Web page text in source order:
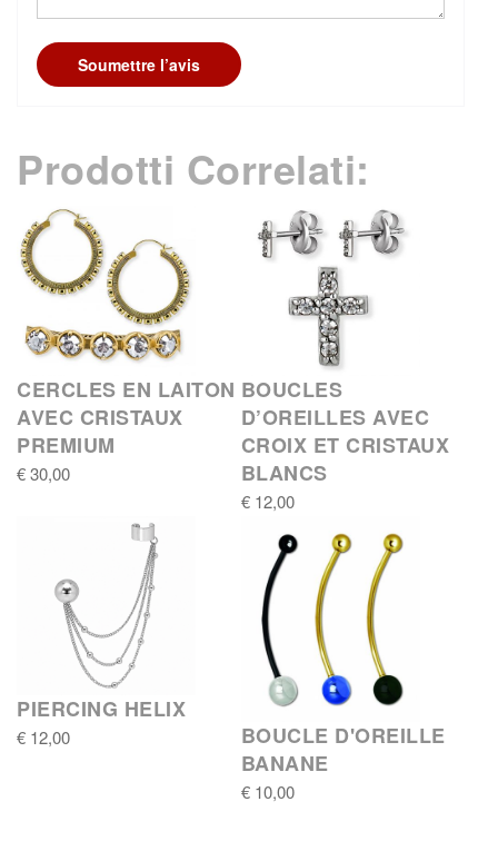
Soumettre l’avis
Prodotti Correlati:
CERCLES EN LAITON
AVEC CRISTAUX
PREMIUM
€ 30,00
BOUCLES
D’OREILLES AVEC
CROIX ET CRISTAUX
BLANCS
€ 12,00
PIERCING HELIX
€ 12,00
BOUCLE D'OREILLE
BANANE
€ 10,00